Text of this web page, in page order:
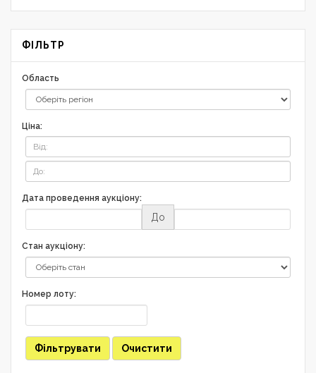
ФІЛЬТР
Область
Ціна:
Дата проведення аукціону:
До
Стан аукціону:
Номер лоту:
Фільтрувати Очистити